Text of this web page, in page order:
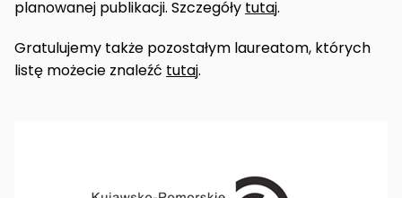
planowanej publikacji. Szczegóły tutaj.
Gratulujemy także pozostałym laureatom, których
listę możecie znaleźć tutaj.